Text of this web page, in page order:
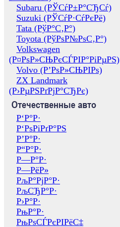
Subaru (РЎСѓР±Р°СЂСѓ)
Suzuki (РЎСѓР·СѓРєРё)
Tata (РўР°С‚Р°)
Toyota (РўРѕР№РѕС‚Р°)
Volkswagen
(Р¤РѕР»СЊРєСЃРІР°РіРµРЅ)
Volvo (Р’РѕР»СЊРІРѕ)
ZX Landmark
(Р›РµРЅРґРјР°СЂРє)
Отечественные авто
Р‘Р°Р·
Р‘РѕРіРґР°РЅ
Р’Р°Р·
Р“Р°Р·
Р—Р°Р·
Р—РёР»
РљР°РјР°Р·
РљСЂР°Р·
Р›Р°Р·
РњР°Р·
РњРѕСЃРєРІРёС‡